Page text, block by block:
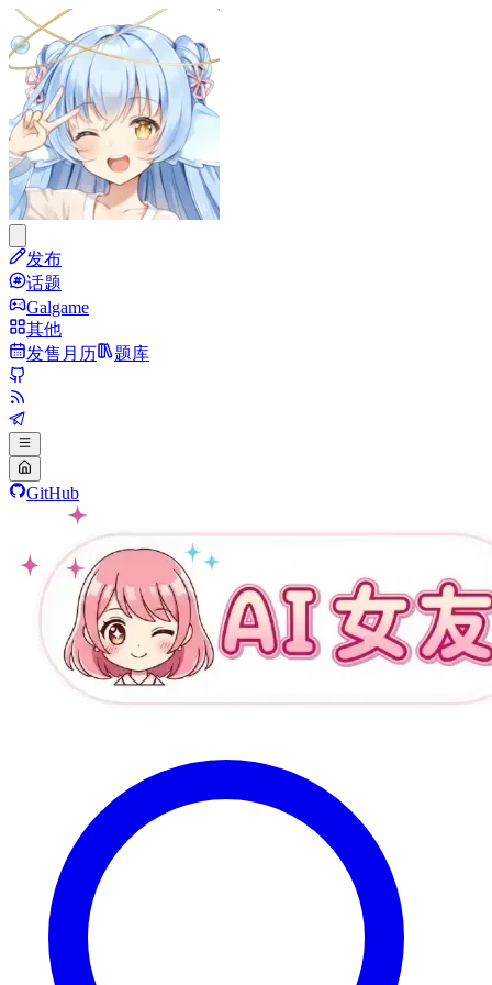
发布
话题
Galgame
其他
发售月历
题库
GitHub